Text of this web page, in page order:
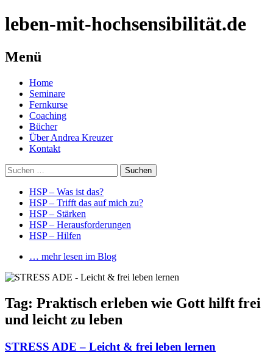
leben-mit-hochsensibilität.de
Menü
Springe
zum
Inhalt
Home
Seminare
Fernkurse
Coaching
Bücher
Über Andrea Kreuzer
Kontakt
Suchen
nach:
HSP – Was ist das?
HSP – Trifft das auf mich zu?
HSP – Stärken
HSP – Herausforderungen
HSP – Hilfen
… mehr lesen im Blog
Tag: Praktisch erleben wie Gott hilft frei
und leicht zu leben
STRESS ADE – Leicht & frei leben lernen